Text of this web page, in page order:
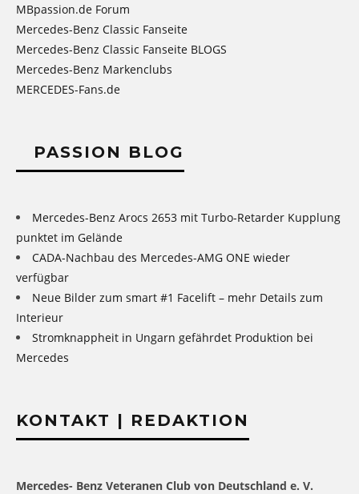
MBpassion.de Forum
Mercedes-Benz Classic Fanseite
Mercedes-Benz Classic Fanseite BLOGS
Mercedes-Benz Markenclubs
MERCEDES-Fans.de
PASSION BLOG
Mercedes-Benz Arocs 2653 mit Turbo-Retarder Kupplung
punktet im Gelände
CADA-Nachbau des Mercedes-AMG ONE wieder
verfügbar
Neue Bilder zum smart #1 Facelift – mehr Details zum
Interieur
Stromknappheit in Ungarn gefährdet Produktion bei
Mercedes
KONTAKT | REDAKTION
Mercedes- Benz Veteranen Club von Deutschland e. V.